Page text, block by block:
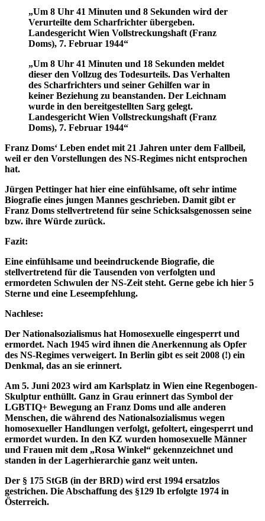
„Um 8 Uhr 41 Minuten und 8 Sekunden wird der
Verurteilte dem Scharfrichter übergeben.
Landesgericht Wien Vollstreckungshaft (Franz
Doms), 7. Februar 1944“
„Um 8 Uhr 41 Minuten und 18 Sekunden meldet
dieser den Vollzug des Todesurteils. Das Verhalten
des Scharfrichters und seiner Gehilfen war in
keiner Beziehung zu beanstanden. Der Leichnam
wurde in den bereitgestellten Sarg gelegt.
Landesgericht Wien Vollstreckungshaft (Franz
Doms), 7. Februar 1944“
Franz Doms‘ Leben endet mit 21 Jahren unter dem Fallbeil,
weil er den Vorstellungen des NS-Regimes nicht entsprochen
hat.
Jürgen Pettinger hat hier eine einfühlsame, oft sehr intime
Biografie eines jungen Mannes geschrieben. Damit gibt er
Franz Doms stellvertretend für seine Schicksalsgenossen seine
bzw. ihre Würde zurück.
Fazit:
Eine einfühlsame und beeindruckende Biografie, die
stellvertretend für die Tausenden von verfolgten und
ermordeten Schwulen der NS-Zeit steht. Gerne gebe ich hier 5
Sterne und eine Leseempfehlung.
Nachlese:
Der Nationalsozialismus hat Homosexuelle eingesperrt und
ermordet. Nach 1945 wird ihnen die Anerkennung als Opfer
des NS-Regimes verweigert. In Berlin gibt es seit 2008 (!) ein
Denkmal, das an sie erinnert.
Am 5. Juni 2023 wird am Karlsplatz in Wien eine Regenbogen-
Skulptur enthüllt. Ganz in Grau erinnert das Symbol der
LGBTIQ+ Bewegung an Franz Doms und alle anderen
Menschen, die während des Nationalsozialismus wegen
homosexueller Handlungen verfolgt, gefoltert, eingesperrt und
ermordet wurden. In den KZ wurden homosexuelle Männer
und Frauen mit dem „Rosa Winkel“ gekennzeichnet und
standen in der Lagerhierarchie ganz weit unten.
Der § 175 StGB (in der BRD) wird erst 1994 ersatzlos
gestrichen. Die Abschaffung des §129 Ib erfolgte 1974 in
Österreich.